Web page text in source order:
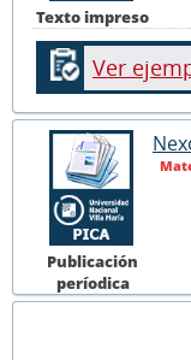
Texto impreso
Ver
Publicación
períodica